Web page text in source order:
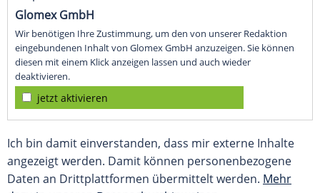
Glomex GmbH
Wir benötigen Ihre Zustimmung, um den von unserer Redaktion
eingebundenen Inhalt von Glomex GmbH anzuzeigen. Sie können
diesen mit einem Klick anzeigen lassen und auch wieder
deaktivieren.
jetzt aktivieren
Ich bin damit einverstanden, dass mir externe Inhalte
angezeigt werden. Damit können personenbezogene
Daten an Drittplattformen übermittelt werden. Mehr